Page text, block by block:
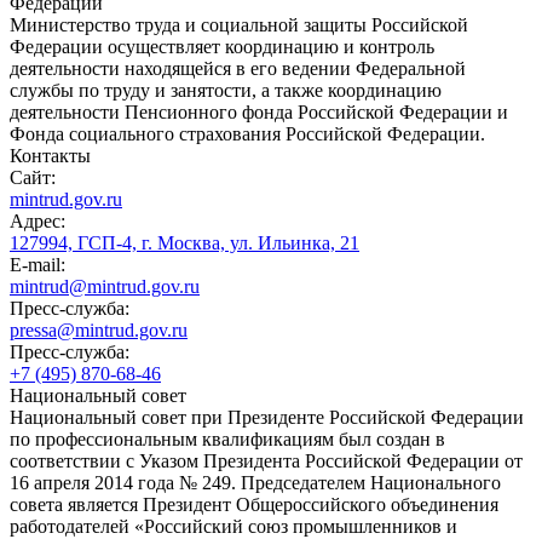
Министерство труда и социальной защиты Российской
Федерации осуществляет координацию и контроль
деятельности находящейся в его ведении Федеральной
службы по труду и занятости, а также координацию
деятельности Пенсионного фонда Российской Федерации и
Фонда социального страхования Российской Федерации.
Контакты
Сайт:
mintrud.gov.ru
Адрес:
127994, ГСП-4, г. Москва, ул. Ильинка, 21
E-mail:
mintrud@mintrud.gov.ru
Пресс-служба:
pressa@mintrud.gov.ru
Пресс-служба:
+7 (495) 870-68-46
Национальный совет
Национальный совет при Президенте Российской Федерации
по профессиональным квалификациям был создан в
соответствии с Указом Президента Российской Федерации от
16 апреля 2014 года № 249. Председателем Национального
совета является Президент Общероссийского объединения
работодателей «Российский союз промышленников и